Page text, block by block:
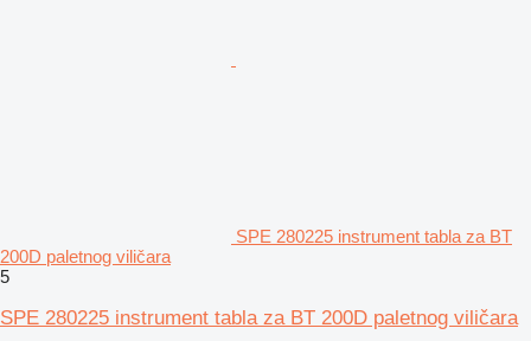
SPE 280225 instrument tabla za BT
200D paletnog viličara
5
SPE 280225 instrument tabla za BT 200D paletnog viličara